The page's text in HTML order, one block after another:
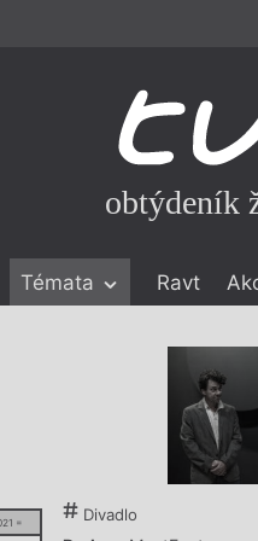
obtýdeník
Témata Ravt
= Divadlo